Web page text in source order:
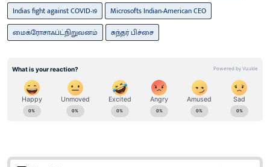
Indias fight against COVID-19
Microsofts Indian-American CEO
மைக்ரோசாஃப்ட்நிறுவனம்
சுந்தர் பிச்சை